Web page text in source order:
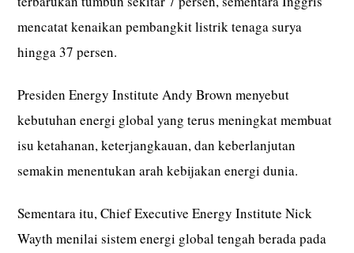
mencatat kenaikan pembangkit listrik tenaga surya
hingga 37 persen.
Presiden Energy Institute Andy Brown menyebut
kebutuhan energi global yang terus meningkat membuat
isu ketahanan, keterjangkauan, dan keberlanjutan
semakin menentukan arah kebijakan energi dunia.
Sementara itu, Chief Executive Energy Institute Nick
Wayth menilai sistem energi global tengah berada pada